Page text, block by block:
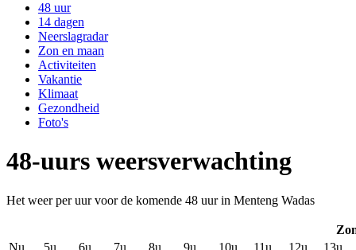
48 uur
14 dagen
Neerslagradar
Zon en maan
Activiteiten
Vakantie
Klimaat
Gezondheid
Foto's
48-uurs weersverwachting
Het weer per uur voor de komende 48 uur in Menteng Wadas
Nu
5u
6u
7u
8u
9u
10u
11u
12u
13u